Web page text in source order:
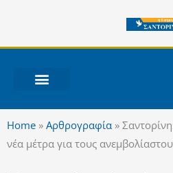
περιεχόμενο
Home » Αρθρογραφία »
νέα μέτρα για τους